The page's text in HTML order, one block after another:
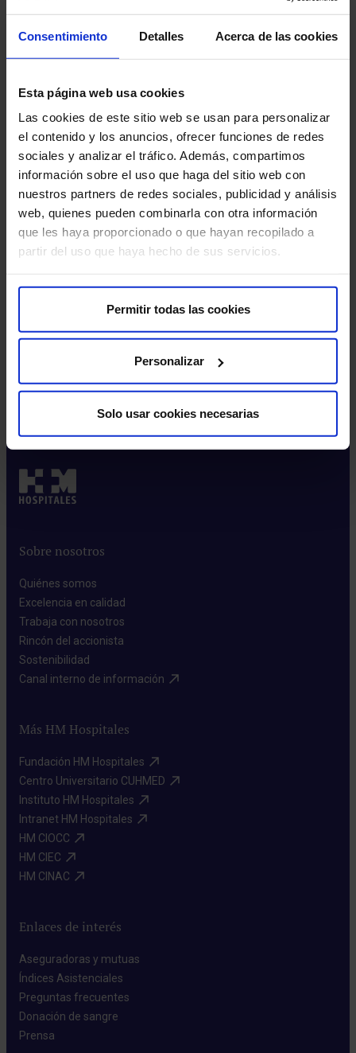
Consentimiento Detalles Acerca de las cookies
Esta página web usa cookies
Las cookies de este sitio web se usan para personalizar
el contenido y los anuncios, ofrecer funciones de redes
sociales y analizar el tráfico. Además, compartimos
información sobre el uso que haga del sitio web con
nuestros partners de redes sociales, publicidad y análisis
web, quienes pueden combinarla con otra información
que les haya proporcionado o que hayan recopilado a
partir del uso que haya hecho de sus servicios.
Permitir todas las cookies
Personalizar
Solo usar cookies necesarias
También te puede interesar
‘Abarca Prize’ presenta el jurado de su VI
El Premio Internacional de Ciencias Médicas Dr. Juan
Abarca, ‘ABARCA PRIZE’, presenta oficialmente la
composición de su…
Sobre nosotros
Quiénes somos​
Excelencia en calidad​
Trabaja con nosotros​
Rincón del accionista​
Sostenibilidad​
Canal interno de información​
Más HM Hospitales
Fundación HM Hospitales​
Centro Universitario CUHMED​
Instituto HM Hospitales​
Intranet HM Hospitales​
HM CIOCC​
HM CIEC​
HM CINAC​
Enlaces de interés
Aseguradoras y mutuas​
Índices Asistenciales​
Preguntas frecuentes​
Donación de sangre​
Prensa​